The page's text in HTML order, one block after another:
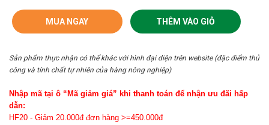
MUA NGAY THÊM VÀO GIỎ
Sản phẩm thực nhận có thể khác với hình đại diện trên website (đặc điểm thủ
công và tính chất tự nhiên của hàng nông nghiệp)
Nhập mã tại ô “Mã giảm giá” khi thanh toán để nhận ưu đãi hấp
dẫn:
HF20 - Giảm 20.000đ đơn hàng >=450.000đ